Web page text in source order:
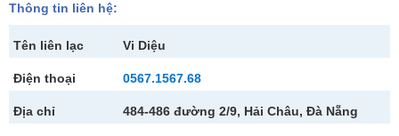
Thông tin liên hệ:
Tên liên lạc Vi Diệu
Điện thoại 0567.1567.68
Địa chỉ 484-486 đường 2/9, Hải Châu, Đà Nẵng